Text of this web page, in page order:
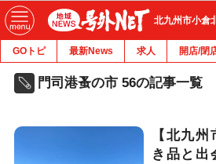
北九州市小倉
GOトピ 最新News 求人 開店/閉
門司港蚤の市 56の記事一覧
【北九
き品と